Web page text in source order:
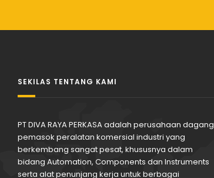
SEKILAS TENTANG KAMI
PT DIVA RAYA PERKASA adalah perusahaan dagang
pemasok peralatan komersial industri yang
berkembang sangat pesat, khususnya dalam
bidang Automation, Components dan Instruments
serta alat penunjang kerja untuk berbagai